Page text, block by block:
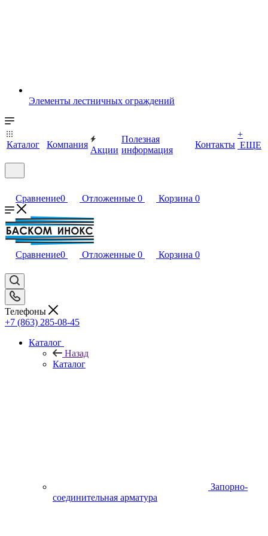
Элементы лестничных ограждений
Каталог Компания
Акции
Полезная
информация
Контакты
+
ЕЩЕ
Сравнение0 Отложенные 0 Корзина 0
Сравнение0 Отложенные 0 Корзина 0
Телефоны
+7 (863) 285-08-45
Каталог
Назад
Каталог
Запорно-
соединительная арматура